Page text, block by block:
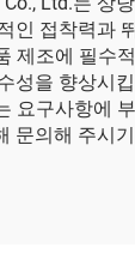
인 접착력과
제조에 필수
성을 향상시
요구사항에
문의해 주시